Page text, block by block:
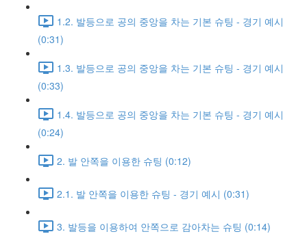
1.2. 발등으로 공의 중앙을 차는 기본 슈팅 - 경기 예시
(0:31)
1.3. 발등으로 공의 중앙을 차는 기본 슈팅 - 경기 예시
(0:33)
1.4. 발등으로 공의 중앙을 차는 기본 슈팅 - 경기 예시
(0:24)
2. 발 안쪽을 이용한 슈팅 (0:12)
2.1. 발 안쪽을 이용한 슈팅 - 경기 예시 (0:31)
3. 발등을 이용하여 안쪽으로 감아차는 슈팅 (0:14)